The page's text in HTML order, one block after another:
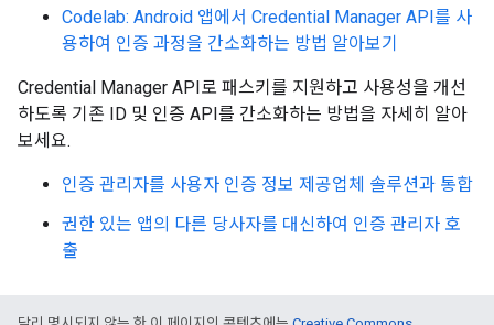
Codelab: Android 앱에서 Credential Manager API를 사
용하여 인증 과정을 간소화하는 방법 알아보기
Credential Manager API로 패스키를 지원하고 사용성을 개선
하도록 기존 ID 및 인증 API를 간소화하는 방법을 자세히 알아
보세요.
인증 관리자를 사용자 인증 정보 제공업체 솔루션과 통합
권한 있는 앱의 다른 당사자를 대신하여 인증 관리자 호
출